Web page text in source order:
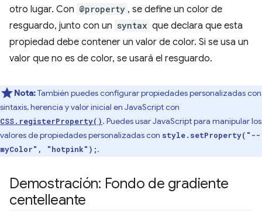
otro lugar. Con @property , se define un color de
resguardo, junto con un syntax que declara que esta
propiedad debe contener un valor de color. Si se usa un
valor que no es de color, se usará el resguardo.
Nota:También puedes configurar propiedades personalizadas con
sintaxis, herencia y valor inicial en JavaScript con
CSS.registerProperty(). Puedes usar JavaScript para manipular los
valores de propiedades personalizadas con style.setProperty("--
myColor", "hotpink");.
Demostración: Fondo de gradiente
centelleante